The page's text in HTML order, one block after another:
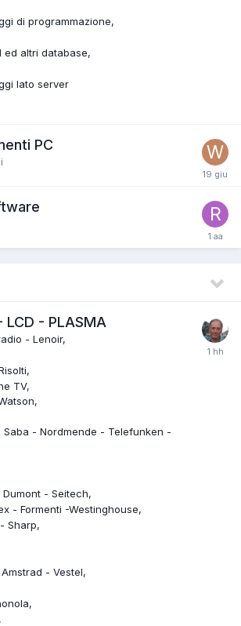
di programmazione
ed altri database
lato server
PC
LCD - PLASMA
- Lenoir
TV
Saba - Nordmende - Telefunken -
- Seitech
- Formenti -Westinghouse
Sharp
- Vestel